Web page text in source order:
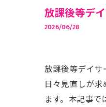
放課後等デ
2026/06/28
放課後等デイ
日々見直しが
ます。本記事